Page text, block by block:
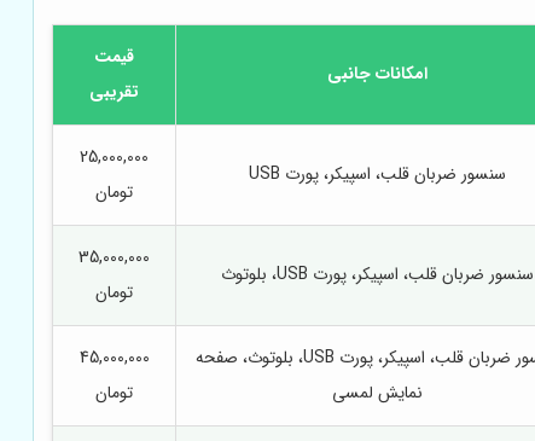
امکانات جانبی
قیمت
تقریبی
سنسور ضربان قلب، اسپیکر، پورت USB
25,000,000
تومان
سنسور ضربان قلب، اسپیکر، پورت USB، بلوتوث
35,000,000
تومان
سنسور ضربان قلب، اسپیکر، پورت USB، بلوتوث، صفحه
نمایش لمسی
45,000,000
تومان